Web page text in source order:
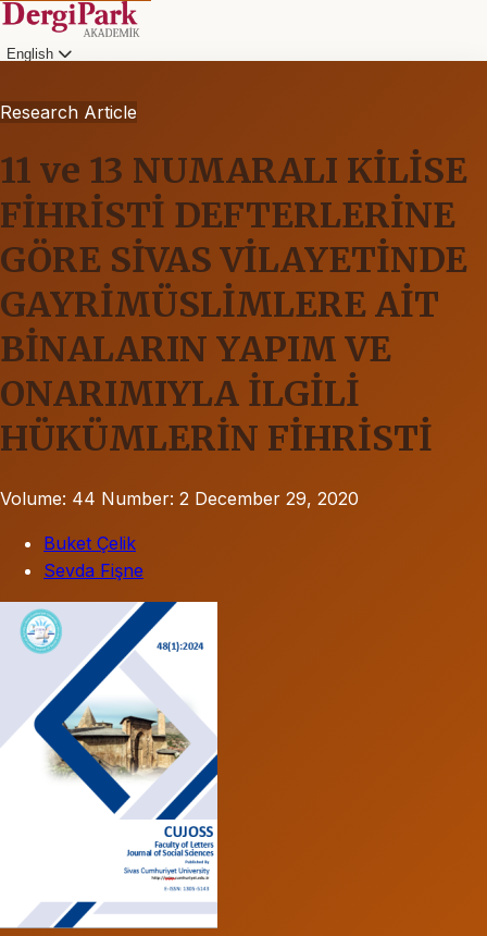
English
Research Article
11 ve 13 NUMARALI KİLİSE
FİHRİSTİ DEFTERLERİNE
GÖRE SİVAS VİLAYETİNDE
GAYRİMÜSLİMLERE AİT
BİNALARIN YAPIM VE
ONARIMIYLA İLGİLİ
HÜKÜMLERİN FİHRİSTİ
Volume: 44 Number: 2 December 29, 2020
Buket Çelik
Sevda Fişne